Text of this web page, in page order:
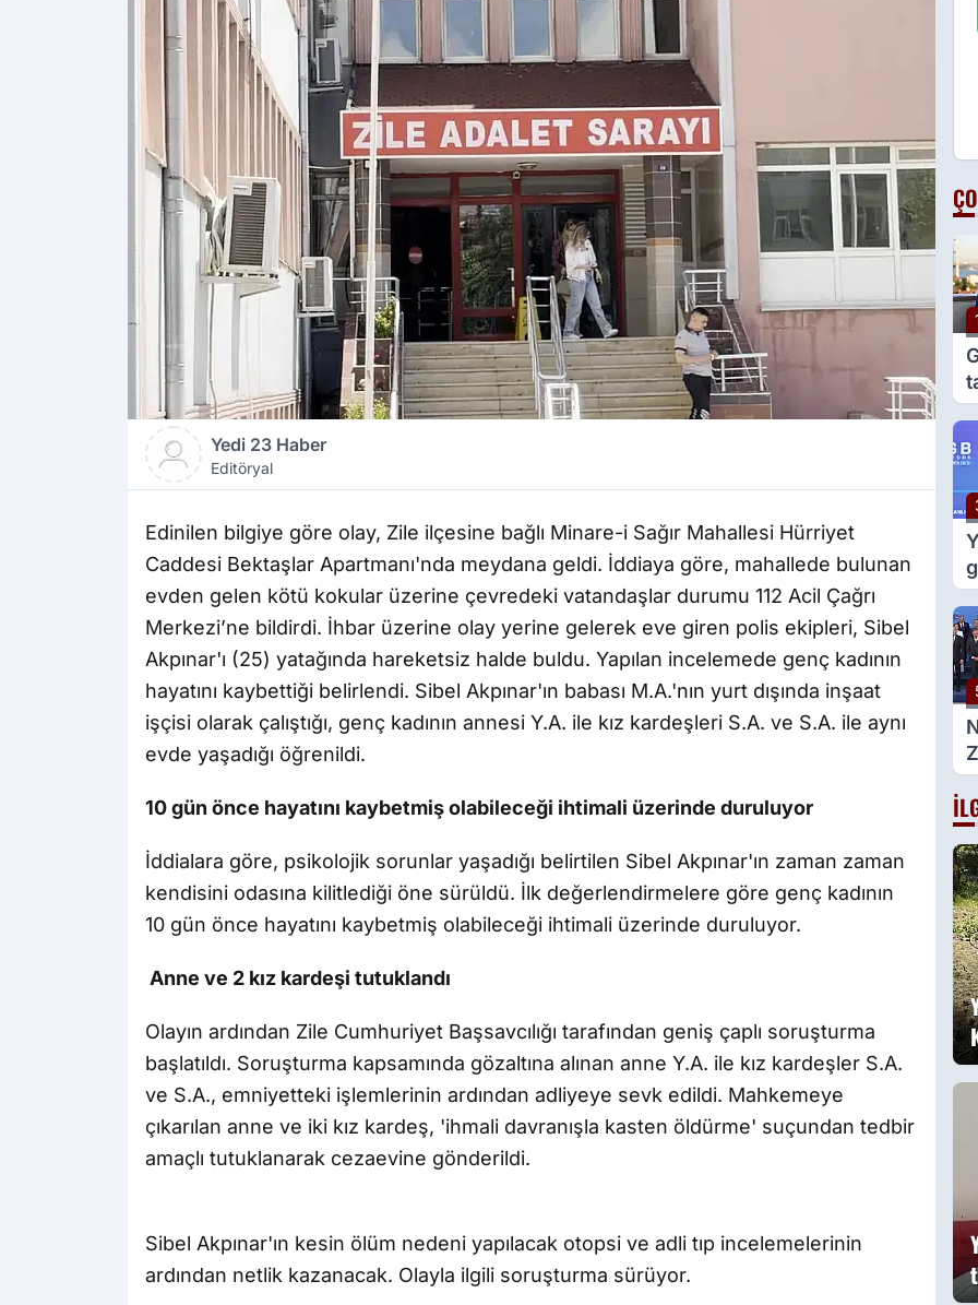
Yedi 23 Haber
Editöryal
Edinilen bilgiye göre olay, Zile ilçesine bağlı Minare-i Sağır Mahallesi Hürriyet
Caddesi Bektaşlar Apartmanı'nda meydana geldi. İddiaya göre, mahallede bulunan
evden gelen kötü kokular üzerine çevredeki vatandaşlar durumu 112 Acil Çağrı
Merkezi’ne bildirdi. İhbar üzerine olay yerine gelerek eve giren polis ekipleri, Sibel
Akpınar'ı (25) yatağında hareketsiz halde buldu. Yapılan incelemede genç kadının
hayatını kaybettiği belirlendi. Sibel Akpınar'ın babası M.A.'nın yurt dışında inşaat
işçisi olarak çalıştığı, genç kadının annesi Y.A. ile kız kardeşleri S.A. ve S.A. ile aynı
evde yaşadığı öğrenildi.
10 gün önce hayatını kaybetmiş olabileceği ihtimali üzerinde duruluyor
İddialara göre, psikolojik sorunlar yaşadığı belirtilen Sibel Akpınar'ın zaman zaman
kendisini odasına kilitlediği öne sürüldü. İlk değerlendirmelere göre genç kadının
10 gün önce hayatını kaybetmiş olabileceği ihtimali üzerinde duruluyor.
Anne ve 2 kız kardeşi tutuklandı
Olayın ardından Zile Cumhuriyet Başsavcılığı tarafından geniş çaplı soruşturma
başlatıldı. Soruşturma kapsamında gözaltına alınan anne Y.A. ile kız kardeşler S.A.
ve S.A., emniyetteki işlemlerinin ardından adliyeye sevk edildi. Mahkemeye
çıkarılan anne ve iki kız kardeş, 'ihmali davranışla kasten öldürme' suçundan tedbir
amaçlı tutuklanarak cezaevine gönderildi.
Sibel Akpınar'ın kesin ölüm nedeni yapılacak otopsi ve adli tıp incelemelerinin
ardından netlik kazanacak. Olayla ilgili soruşturma sürüyor.